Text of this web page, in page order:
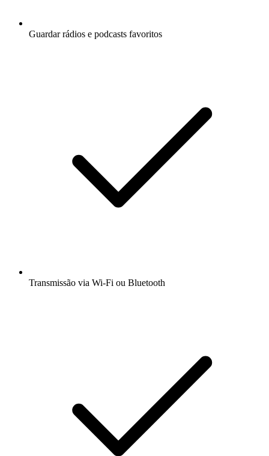
Guardar rádios e podcasts favoritos
Transmissão via Wi-Fi ou Bluetooth